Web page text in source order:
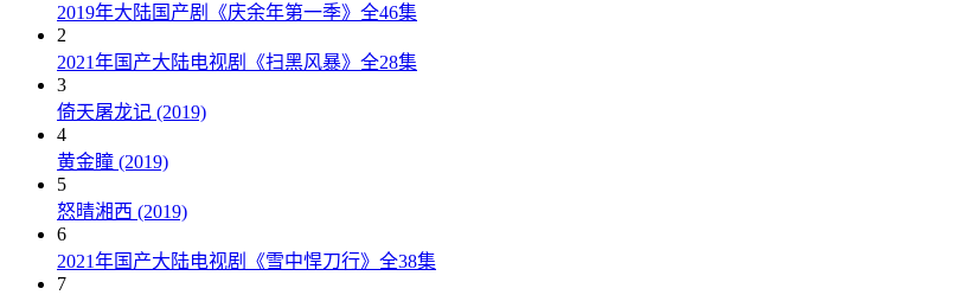
2019年大陆国产剧《庆余年第一季》全46集
2
2021年国产大陆电视剧《扫黑风暴》全28集
3
倚天屠龙记 (2019)
4
黄金瞳 (2019)
5
怒晴湘西 (2019)
6
2021年国产大陆电视剧《雪中悍刀行》全38集
7